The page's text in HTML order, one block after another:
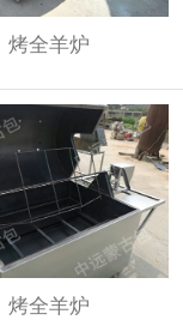
烤全羊炉
烤全羊炉